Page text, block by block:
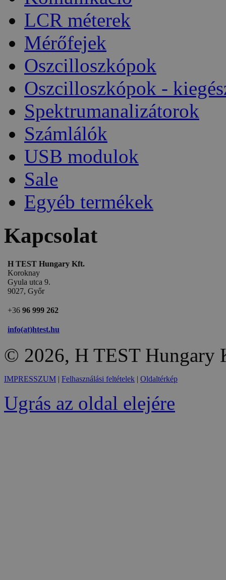
LCR méterek
Mérőfejek
Oszcilloszkópok
Oszcilloszkópok -
Spektrumanalizátorok
Számlálók
USB modulok
Sale
Egyéb termékek
Kapcsolat
H TEST Hungary Kft.
Koroknay
Gyula utca 9.
9027, Győr
+36 96 999 262
info(at)htest.hu
© 2026, H TEST Hungary
IMPRESSZUM | Felhasználási feltételek | Oldaltérkép
Ugrás az oldal elejére